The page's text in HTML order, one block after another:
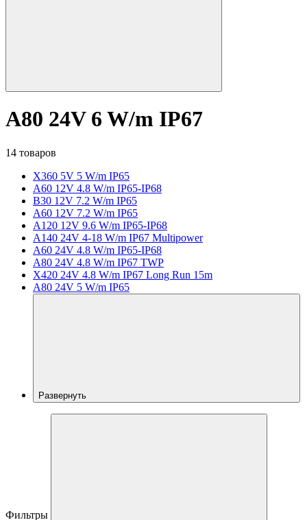
A80 24V 6 W/m IP67
14 товаров
X360 5V 5 W/m IP65
A60 12V 4.8 W/m IP65-IP68
B30 12V 7.2 W/m IP65
A60 12V 7.2 W/m IP65
A120 12V 9.6 W/m IP65-IP68
A140 24V 4-18 W/m IP67 Multipower
A60 24V 4.8 W/m IP65-IP68
A80 24V 4.8 W/m IP67 TWP
X420 24V 4.8 W/m IP67 Long Run 15m
A80 24V 5 W/m IP65
Развернуть
Фильтры